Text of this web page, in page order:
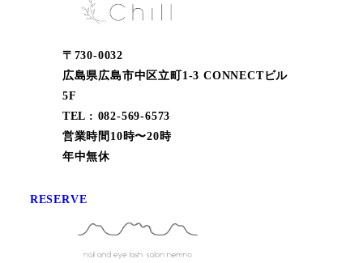
〒730-0032
広島県広島市中区立町1-3 CONNECTビル
5F
TEL : 082-569-6573
営業時間10時〜20時
年中無休
RESERVE